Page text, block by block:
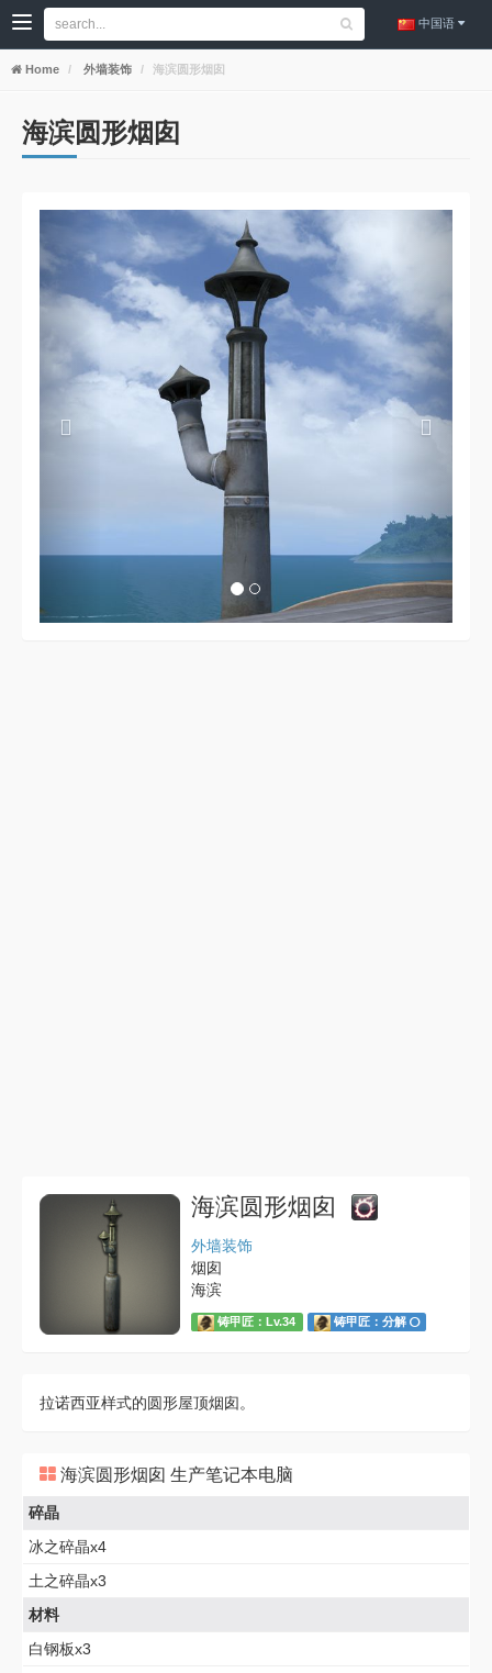
中国语
Home 外墙装饰 海滨圆形烟囱
海滨圆形烟囱
海滨圆形烟囱
外墙装饰
烟囱
海滨
铸甲匠：Lv.34 铸甲匠：分解
拉诺西亚样式的圆形屋顶烟囱。
海滨圆形烟囱 生产笔记本电脑
碎晶
冰之碎晶x4
土之碎晶x3
材料
白钢板x3